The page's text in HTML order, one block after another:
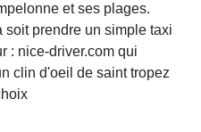
et ses plages.
soit prendre un simple taxi
: nice-driver.com qui
clin d'oeil de saint tropez